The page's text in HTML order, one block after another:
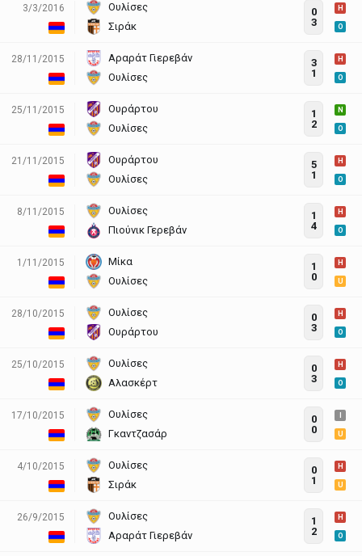
3/3/2016
Ουλίσες
Σιράκ
0
3
H
O
28/11/2015
Αραράτ Γιερεβάν
Ουλίσες
3
1
H
O
25/11/2015
Ουράρτου
Ουλίσες
1
2
N
O
21/11/2015
Ουράρτου
Ουλίσες
5
1
H
O
8/11/2015
Ουλίσες
Πιούνικ Γερεβάν
1
4
H
O
1/11/2015
Μίκα
Ουλίσες
1
0
H
U
28/10/2015
Ουλίσες
Ουράρτου
0
3
H
O
25/10/2015
Ουλίσες
Αλασκέρτ
0
3
H
O
17/10/2015
Ουλίσες
Γκαντζασάρ
0
0
U
4/10/2015
Ουλίσες
Σιράκ
0
1
H
U
26/9/2015
Ουλίσες
Αραράτ Γιερεβάν
1
2
H
O